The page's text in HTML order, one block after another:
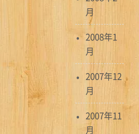
月
2008年1
月
2007年12
月
2007年11
月